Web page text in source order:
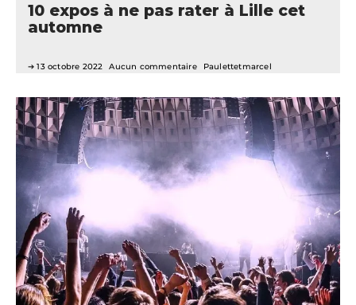
10 expos à ne pas rater à Lille cet
automne
13 octobre 2022 Aucun commentaire Paulettetmarcel